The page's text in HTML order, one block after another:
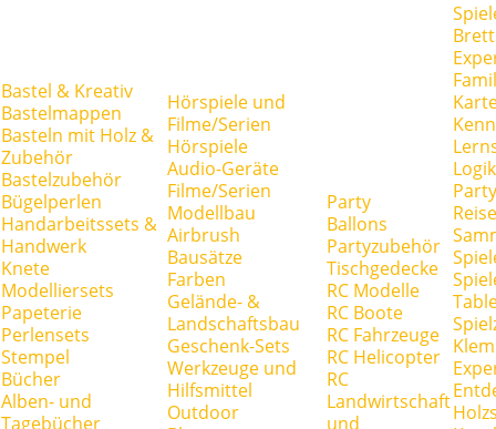
Bastel & Kreativ
Bastelmappen
Basteln mit Holz &
Zubehör
Bastelzubehör
Bügelperlen
Handarbeitssets &
Handwerk
Knete
Modelliersets
Papeterie
Perlensets
Stempel
Bücher
Alben- und
Tagebücher
Hörspiele und
Filme/Serien
Hörspiele
Audio-Geräte
Filme/Serien
Modellbau
Airbrush
Bausätze
Farben
Gelände- &
Landschaftsbau
Geschenk-Sets
Werkzeuge und
Hilfsmittel
Outdoor
Party
Ballons
Partyzubehör
Tischgedecke
RC Modelle
RC Boote
RC Fahrzeuge
RC Helicopter
RC
Landwirtschaft
und